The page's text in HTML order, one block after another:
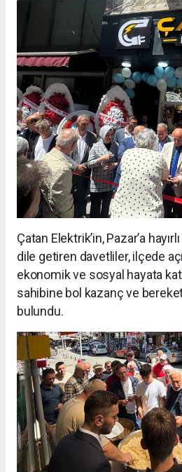
Çatan Elektrik’in, Pazar’a
dile getiren davetliler, ilçede
ekonomik ve sosyal hayata
sahibine bol kazanç ve
bulundu.